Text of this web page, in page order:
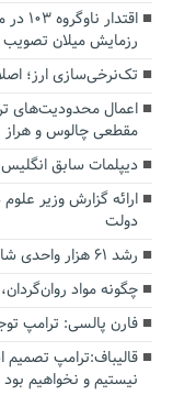
رزمایش میلان
تک‌نرخی‌سازی ارز؛
اعمال محدودیت‌های
مقطعی چالوس و هراز
دیپلمات سابق
ارائه گزارش وزیر
دولت
رشد ۶۱ هزار واحدی شاخص بورس
چگونه مواد
فارن پالسی: ترامپ
قالیباف:ترامپ تصمیم
نیستیم و نخواهیم بود